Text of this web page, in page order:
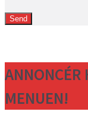
ANNONCÉR
MENUEN!